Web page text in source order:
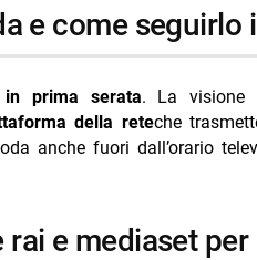
e come
in prima serata. La visione
della reteche
anche fuori dall’orario
rai e mediaset